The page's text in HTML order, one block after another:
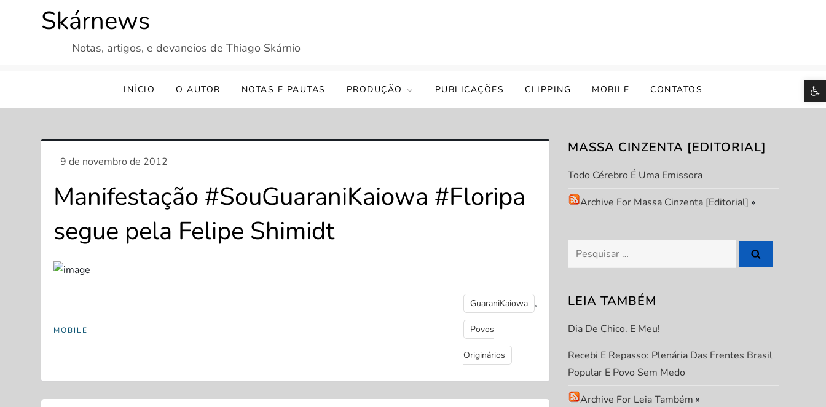
Skárnews
Notas, artigos, e devaneios de Thiago Skárnio
INÍCIO O AUTOR NOTAS E PAUTAS PRODUÇÃO PUBLICAÇÕES CLIPPING MOBILE CONTATOS
Manifestação #SouGuaraniKaiowa #Floripa
segue pela Felipe Shimidt
MOBILE
GuaraniKaiowa ,
Povos
Originários
MASSA CINZENTA [EDITORIAL]
Todo Cérebro É Uma Emissora
Archive For Massa Cinzenta [Editorial] »
Pesquisar
por:
LEIA TAMBÉM
Dia De Chico. E Meu!
Recebi E Repasso: Plenária Das Frentes Brasil
Popular E Povo Sem Medo
Archive For Leia Também »